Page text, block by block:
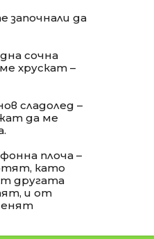
започнали да
сочна
хрускат –
сладолед –
да ме
плоча –
като
другата
и от